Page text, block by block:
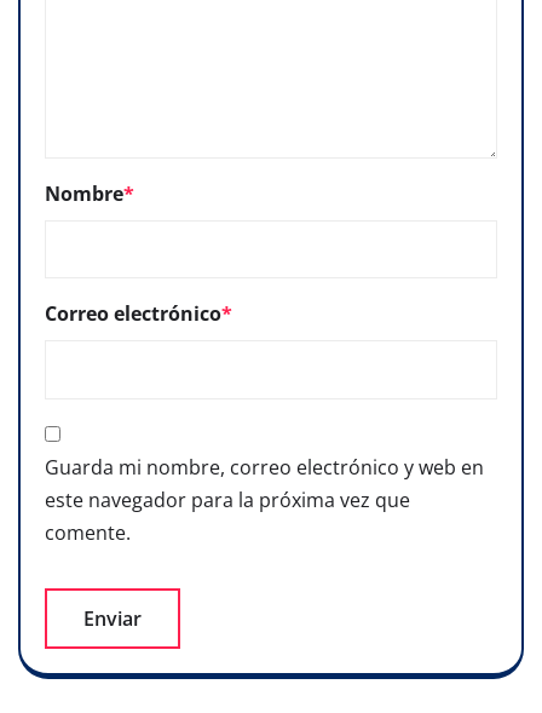
Nombre*
Correo electrónico*
Guarda mi nombre, correo electrónico y web en
este navegador para la próxima vez que
comente.